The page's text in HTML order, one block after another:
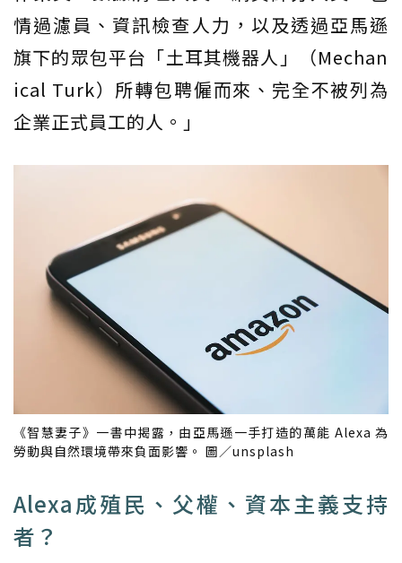
情過濾員、資訊檢查人力，以及透過亞馬遜
旗下的眾包平台「土耳其機器人」（Mechan
ical Turk）所轉包聘僱而來、完全不被列為
企業正式員工的人。」
《智慧妻子》一書中揭露，由亞馬遜一手打造的萬能 Alexa 為
勞動與自然環境帶來負面影響。 圖／unsplash
Alexa成殖民、父權、資本主義支持
者？